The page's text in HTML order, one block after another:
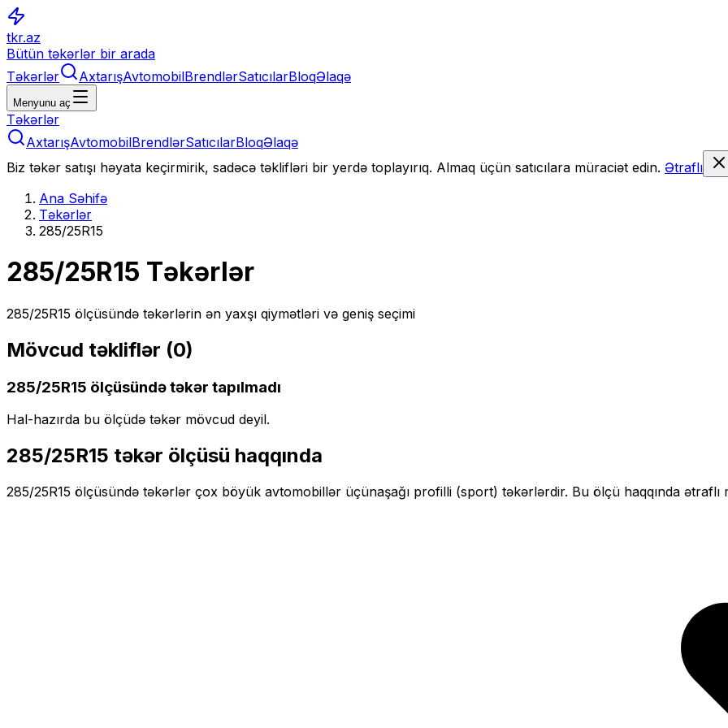
tkr.az
Bütün təkərlər bir arada
Təkərlər
AxtarışAvtomobilBrendlərSatıcılarBloqƏlaqə
Menyunu aç
Təkərlər
AxtarışAvtomobilBrendlərSatıcılarBloqƏlaqə
Biz təkər satışı həyata keçirmirik, sadəcə təklifləri bir yerdə toplayırıq. Almaq üçün satıcılara müraciət edin. Ətraflı
Ana Səhifə
Təkərlər
285/25R15
285/25R15 Təkərlər
285/25R15 ölçüsündə təkərlərin ən yaxşı qiymətləri və geniş seçimi
Mövcud təkliflər (0)
285/25R15 ölçüsündə təkər tapılmadı
Hal-hazırda bu ölçüdə təkər mövcud deyil.
285/25R15 təkər ölçüsü haqqında
285/25R15 ölçüsündə təkərlər çox böyük avtomobillər üçünaşağı profilli (sport) təkərlərdir. Bu ölçü haqqında ətraflı